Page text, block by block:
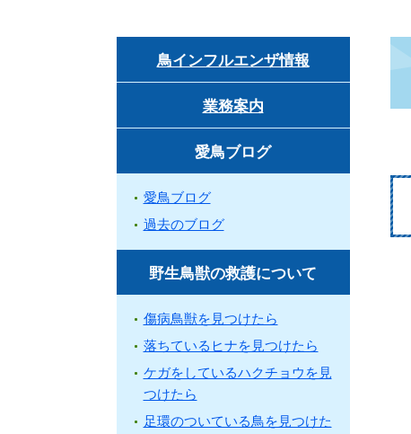
鳥インフルエンザ情報
業務案内
愛鳥ブログ
愛鳥ブログ
過去のブログ
野生鳥獣の救護について
傷病鳥獣を見つけたら
落ちているヒナを見つけたら
ケガをしているハクチョウを見
つけたら
足環のついている鳥を見つけた